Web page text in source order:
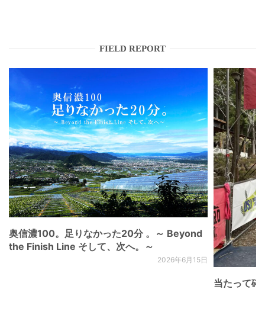
FIELD REPORT
奥信濃100。足りなかった20分 。～ Beyond
the Finish Line そして、次へ。～
2026年6月15日
当たって砕